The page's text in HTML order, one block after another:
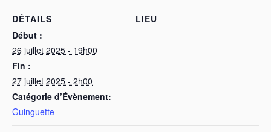
DÉTAILS
Début :
26 juillet 2025 - 19h00
Fin :
27 juillet 2025 - 2h00
Catégorie d’Évènement:
Guinguette
LIEU